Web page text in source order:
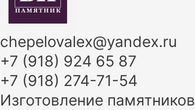
chepelovalex@yandex.ru
+7 (918) 924 65 87
+7 (918) 274-71-54
Изготовление памятников